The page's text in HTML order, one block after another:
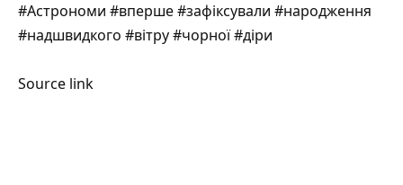
#Астрономи #вперше #зафіксували #народження
#надшвидкого #вітру #чорної #діри
Source link